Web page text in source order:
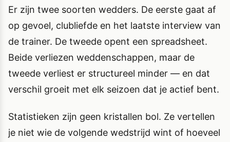
Er zijn twee soorten wedders. De eerste gaat af
op gevoel, clubliefde en het laatste interview van
de trainer. De tweede opent een spreadsheet.
Beide verliezen weddenschappen, maar de
tweede verliest er structureel minder — en dat
verschil groeit met elk seizoen dat je actief bent.
Statistieken zijn geen kristallen bol. Ze vertellen
je niet wie de volgende wedstrijd wint of hoeveel